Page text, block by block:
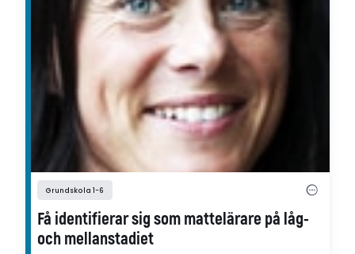
Grundskola 1-6
Få identifierar sig som mattelärare på låg-
och mellanstadiet